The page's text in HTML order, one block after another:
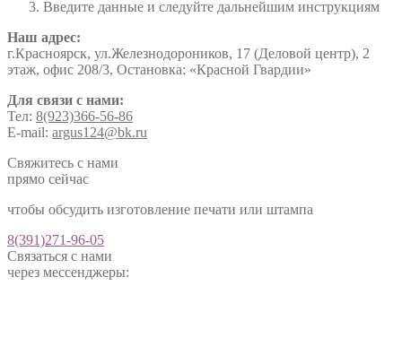
Введите данные и следуйте дальнейшим инструкциям
Наш адрес:
г.Красноярск, ул.Железнодороников, 17 (Деловой центр), 2
этаж, офис 208/3, Остановка: «Красной Гвардии»
Для связи с нами:
Тел: 8(923)366-56-86
E-mail: argus124@bk.ru
Свяжитесь с нами
прямо сейчас
чтобы обсудить изготовление печати или штампа
8(391)271-96-05
Связаться с нами
через мессенджеры: